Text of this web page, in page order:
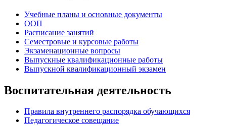
Учебные планы и основные документы
ООП
Расписание занятий
Семестровые и курсовые работы
Экзаменационные вопросы
Выпускные квалификационные работы
Выпускной квалификационный экзамен
Воспитательная деятельность
Правила внутреннего распорядка обучающихся
Педагогическое совещание